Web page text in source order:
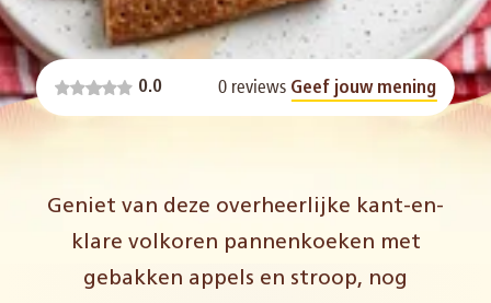
0.0 0 reviews Geef jouw mening
Geniet van deze overheerlijke kant-en-
klare volkoren pannenkoeken met
gebakken appels en stroop, nog